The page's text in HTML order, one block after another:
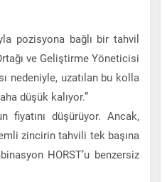
pozisyona bağlı bir tahvil
ve Geliştirme Yöneticisi
nedeniyle, uzatılan bu kolla
düşük kalıyor.”
fiyatını düşürüyor. Ancak,
zincirin tahvili tek başına
HORST’u benzersiz